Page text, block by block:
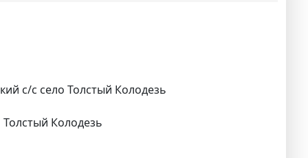
с/с село Толстый Колодезь
Колодезь